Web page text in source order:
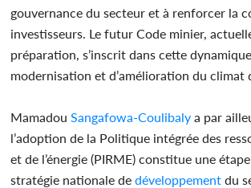
gouvernance du secteur et à renforcer la
investisseurs. Le futur Code minier,
préparation, s’inscrit dans cette
modernisation et d’amélioration du climat
Mamadou Sangafowa-Coulibaly a par
l’adoption de la Politique intégrée des
et de l’énergie (PIRME) constitue une
stratégie nationale de développement du